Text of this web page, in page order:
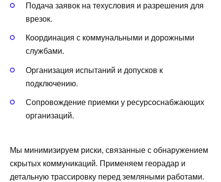
Подача заявок на техусловия и разрешения для
врезок.
Координация с коммунальными и дорожными
службами.
Организация испытаний и допусков к
подключению.
Сопровождение приемки у ресурсоснабжающих
организаций.
Мы минимизируем риски, связанные с обнаружением
скрытых коммуникаций. Применяем георадар и
детальную трассировку перед земляными работами.